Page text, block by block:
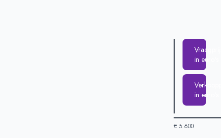
Vraagprijs
in euro's
in euro's
€ 5.600